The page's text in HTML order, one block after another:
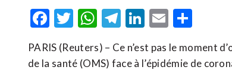
Facebook
Twitter
WhatsApp
Telegram
LinkedIn
Email
PARIS (Reuters) – Ce n’est pas le moment
de la santé (OMS) face à l’épidémie de